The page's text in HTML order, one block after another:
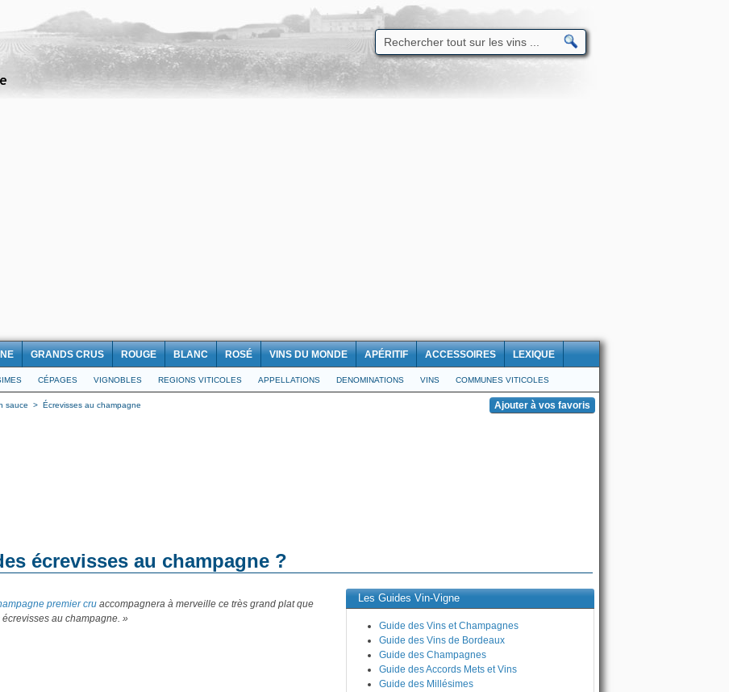
GRANDS CRUS ROUGE BLANC ROSÉ VINS DU MONDE APÉRITIF ACCESSOIRES LEXIQUE
CÉPAGES VIGNOBLES REGIONS VITICOLES APPELLATIONS DENOMINATIONS VINS COMMUNES VITICOLES
sauce > Écrevisses au champagne
écrevisses au champagne ?
premier cru accompagnera à merveille ce très grand plat que
écrevisses au champagne. »
Les Guides Vin-Vigne
Guide des Vins et Champagnes
Guide des Vins de Bordeaux
Guide des Champagnes
Guide des Accords Mets et Vins
Guide des Millésimes